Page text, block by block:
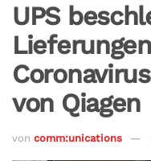
UPS
von Qiagen
von comm:unications